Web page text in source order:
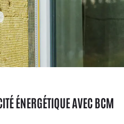
ÉNERGÉTIQUE AVEC BCM